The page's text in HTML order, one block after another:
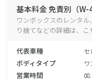
基本料金 免責別（W-4
ワンボックスのレンタ
り捨てなどの詳細は、こ
代表車種 セ
ボディタイプ
営業時間